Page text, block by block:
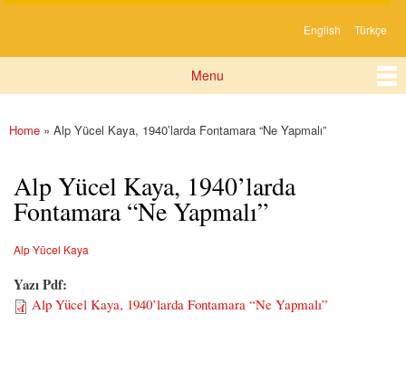
English Türkçe
Menu
You are here
Home » Alp Yücel Kaya, 1940’larda Fontamara “Ne Yapmalı”
Alp Yücel Kaya, 1940’larda
Fontamara “Ne Yapmalı”
Alp Yücel Kaya
Yazı Pdf:
Alp Yücel Kaya, 1940’larda Fontamara “Ne Yapmalı”